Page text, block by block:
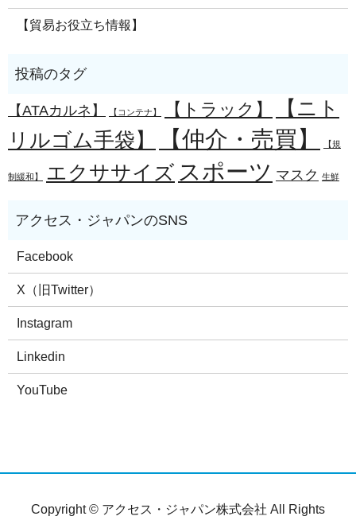
【貿易お役立ち情報】
【ATAカルネ】 【コンテナ】 【トラック】
【ニト
リルゴム手袋】
【仲介・売買】 【規
制緩和】 エクササイズ スポーツ マスク 生鮮
Facebook
X（旧Twitter）
Instagram
Linkedin
YouTube
Copyright © アクセス・ジャパン株式会社 All Rights